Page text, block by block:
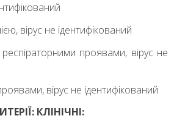
вірус не ідентифікований
проявами, вірус не
вірус не ідентифікований
КЛІНІЧНІ: